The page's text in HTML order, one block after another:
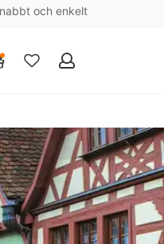
och enkelt
Mina